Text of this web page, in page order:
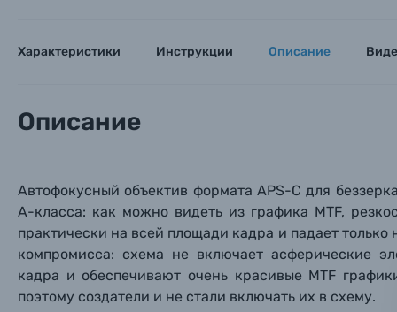
Тема
Тема
Пленочные фотоаппараты
Фотокамеры моментальной печати
Объективы для фотоаппаратов
Вспышки для фотоаппаратов Заказ
Характеристики Инструкции Описание
Описание
Автофокусный объектив формата APS-Cдля
A-класса: как можно видеть из графика MTF,
практически на всей площади кадра и падает только
компромисса: схема не включает асферические
кадра и обеспечивают очень красивые MTF
поэтому создатели и не стали включать их в схему.
Тема